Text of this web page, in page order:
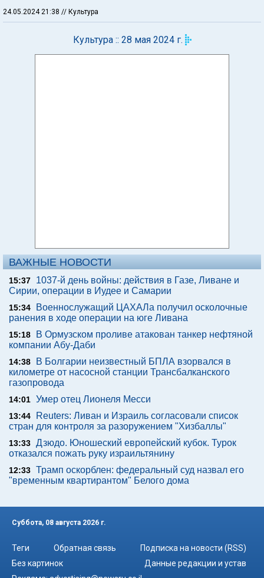
24.05.2024 21:38 // Культура
Культура :: 28 мая 2024 г.
ВАЖНЫЕ НОВОСТИ
15:37
1037-й день войны: действия в Газе, Ливане и
Сирии, операции в Иудее и Самарии
15:34
Военнослужащий ЦАХАЛа получил осколочные
ранения в ходе операции на юге Ливана
15:18
В Ормузском проливе атакован танкер нефтяной
компании Абу-Даби
14:38
В Болгарии неизвестный БПЛА взорвался в
километре от насосной станции Трансбалканского
газопровода
14:01 Умер отец Лионеля Месси
13:44
Reuters: Ливан и Израиль согласовали список
стран для контроля за разоружением "Хизбаллы"
13:33 Дзюдо. Юношеский европейский кубок. Турок
отказался пожать руку израильтянину
12:33 Трамп оскорблен: федеральный суд назвал его
"временным квартирантом" Белого дома
Суббота, 08 августа 2026 г.
Теги Обратная связь
Подписка на новости (RSS)
Без картинок
Данные редакции и устав